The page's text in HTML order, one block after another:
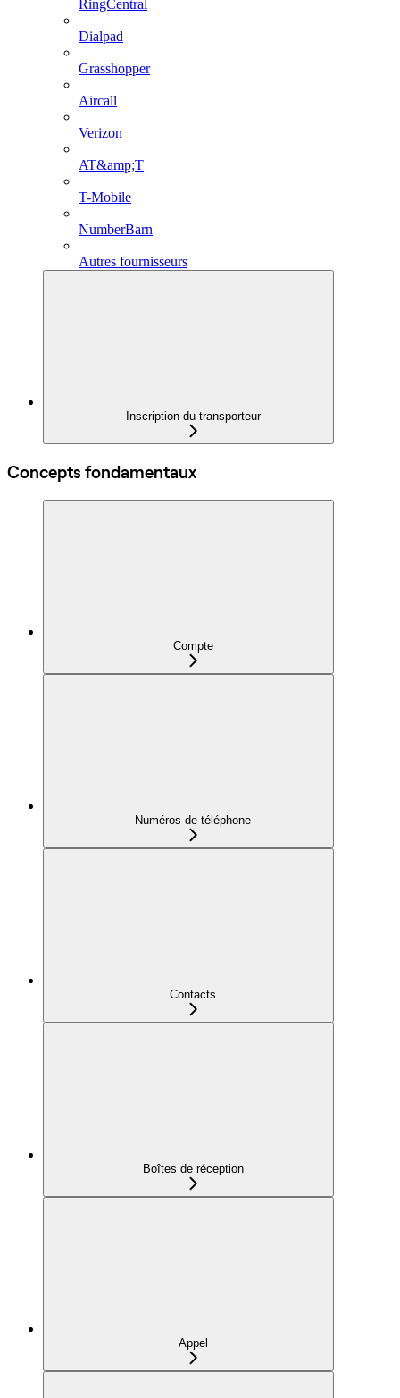
RingCentral
Dialpad
Grasshopper
Aircall
Verizon
AT&amp;T
T-Mobile
NumberBarn
Autres fournisseurs
Inscription du transporteur
Concepts fondamentaux
Compte
Numéros de téléphone
Contacts
Boîtes de réception
Appel